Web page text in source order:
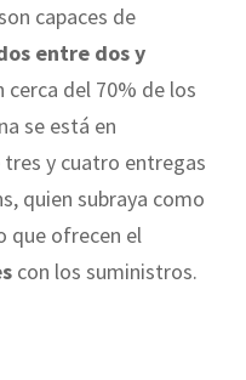
capaces de
entre dos y
cerca del 70% de los
se está en
y cuatro entregas
quien subraya como
que ofrecen el
con los suministros.